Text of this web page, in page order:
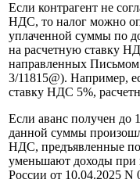
Если контрагент не
НДС, то налог можно
уплаченной суммы по
на расчетную ставку
направленных
3/11815@). Например,
ставку НДС 5%,
Если аванс получен до
данной суммы
НДС, предъявленные
уменьшают доходы
России от 10.04.2025 N